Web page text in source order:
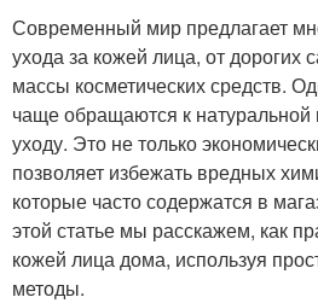
Современный мир предлагает
ухода за кожей лица, от дорогих
массы косметических средств.
чаще обращаются к
уходу. Это не только
позволяет избежать вредных
которые часто содержатся в
этой статье мы расскажем, как
кожей лица дома, используя
методы.